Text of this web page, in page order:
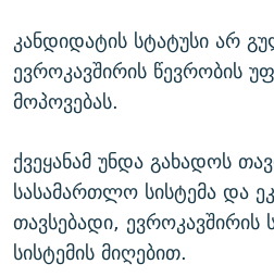
კანდიდატის სტატუსი არ
ევროკავშირის წევრობის
მოპოვებას.
ქვეყანამ უნდა გახადოს
სასამართლო სისტემა და
თავსებადი,
სისტემის მიღებით.